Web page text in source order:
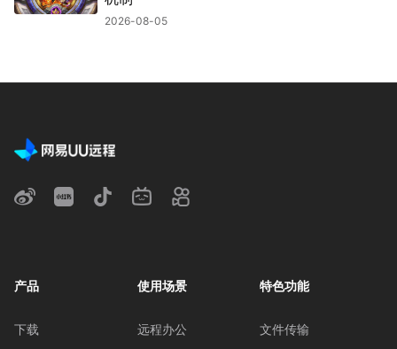
2026-08-05
产品
下载
使用场景
远程办公
特色功能
文件传输